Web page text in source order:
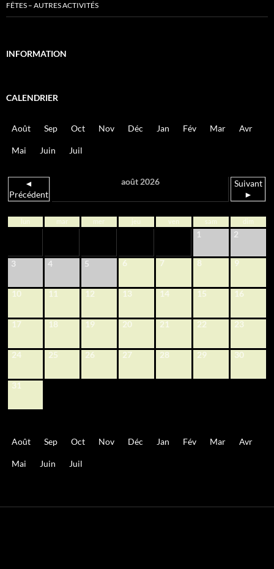
FÊTES – AUTRES ACTIVITÉS
INFORMATION
CALENDRIER
Août Sep Oct Nov Déc Jan Fév Mar Avr
Mai Juin Juil
◄
Précédent
août 2026
Suivant
►
lun mar mer jeu ven sam dim
1 2
3 4 5 6 7 8 9
10 11 12 13 14 15 16
17 18 19 20 21 22 23
24 25 26 27 28 29 30
31
Août Sep Oct Nov Déc Jan Fév Mar Avr
Mai Juin Juil